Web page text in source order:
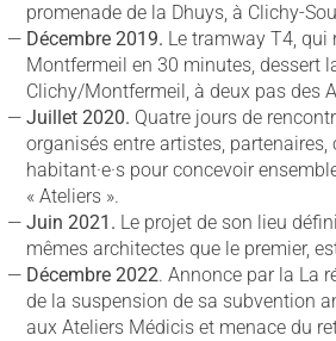
promenade de la Dhuys, à Clichy-
Décembre 2019. Le tramway T4, qui
Montfermeil en 30 minutes, dessert
Clichy/Montfermeil, à deux pas des
Juillet 2020. Quatre jours de
organisés entre artistes, partenaires,
habitant·e·s pour concevoir
« Ateliers ».
Juin 2021. Le projet de son lieu
mêmes architectes que le premier,
Décembre 2022. Annonce par la La
de la suspension de sa subvention
aux Ateliers Médicis et menace du